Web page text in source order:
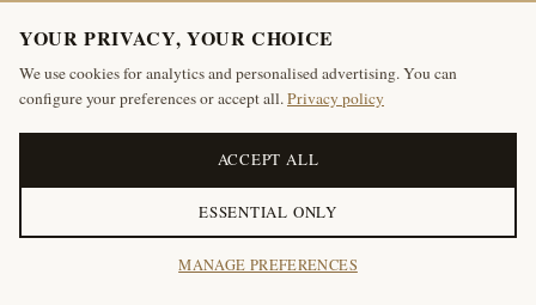
Produkte
Mein Konto
The Antique Fireplace Bank
YOUR PRIVACY, YOUR CHOICE
We use cookies for analytics and personalised advertising. You can
configure your preferences or accept all.Privacy policy
ACCEPT ALL
ESSENTIAL ONLY
MANAGE PREFERENCES